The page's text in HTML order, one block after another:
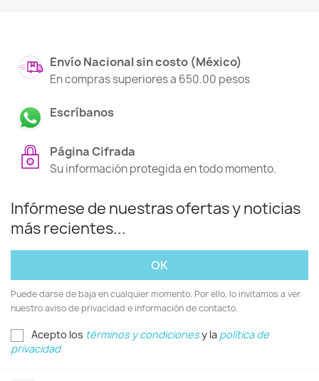
Envío Nacional sin costo (México)
En compras superiores a 650.00 pesos
Escríbanos
Página Cifrada
Su información protegida en todo momento.
Infórmese de nuestras ofertas y noticias
más recientes...
Puede darse de baja en cualquier momento. Por ello, lo invitamos a ver
nuestro aviso de privacidad e información de contacto.
Acepto los términos y condicionesy la política de
privacidad